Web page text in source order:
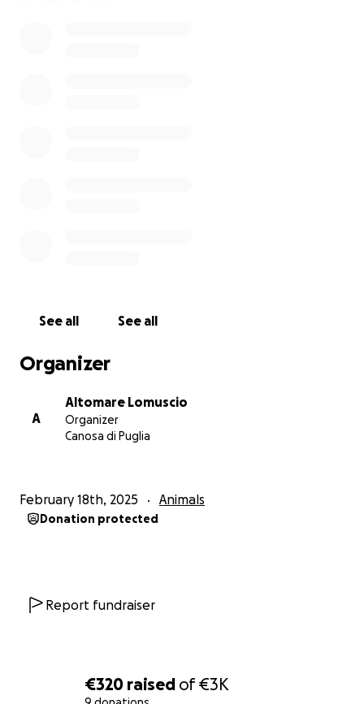
€320 raised of€3K
See all See all
Organizer
A
Altomare Lomuscio
Organizer
Canosa di Puglia
February 18th, 2025 Animals
Donation protected
Report fundraiser